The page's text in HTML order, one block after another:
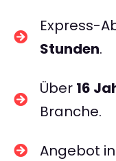
Express-
Stunden.
Über 16
Branche.
Angebot in